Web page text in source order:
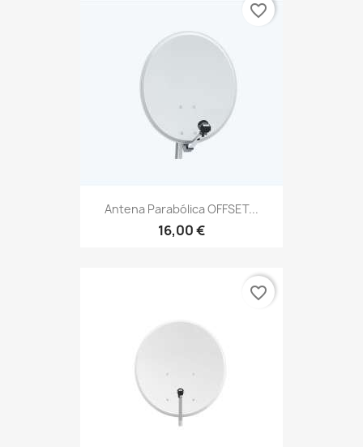
Antena Parabólica OFFSET...
16,00 €
favorite_border
favorite_border